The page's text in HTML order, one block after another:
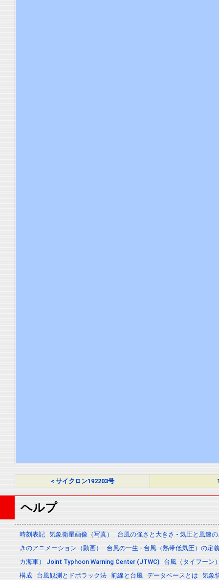
< サイクロン192203号
ヘルプ
時刻表記 気象衛星画像（写真）
台風の強さと大きさ - 気圧と風速
きのアニメーション（動画）
台風の一生 - 台風（熱帯低気圧）の定
カ海軍） Joint Typhoon Warning Center (JTWC)
台風（タイフーン
構成
台風観測とドボラック法 前線と台風 データベースとは 気象